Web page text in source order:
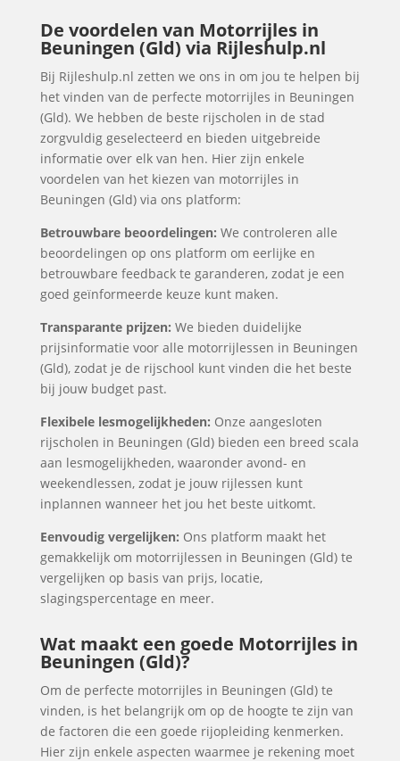
De voordelen van Motorrijles in
Beuningen (Gld) via Rijleshulp.nl
Bij Rijleshulp.nl zetten we ons in om jou te helpen bij
het vinden van de perfecte motorrijles in Beuningen
(Gld). We hebben de beste rijscholen in de stad
zorgvuldig geselecteerd en bieden uitgebreide
informatie over elk van hen. Hier zijn enkele
voordelen van het kiezen van motorrijles in
Beuningen (Gld) via ons platform:
Betrouwbare beoordelingen: We controleren alle
beoordelingen op ons platform om eerlijke en
betrouwbare feedback te garanderen, zodat je een
goed geïnformeerde keuze kunt maken.
Transparante prijzen: We bieden duidelijke
prijsinformatie voor alle motorrijlessen in Beuningen
(Gld), zodat je de rijschool kunt vinden die het beste
bij jouw budget past.
Flexibele lesmogelijkheden: Onze aangesloten
rijscholen in Beuningen (Gld) bieden een breed scala
aan lesmogelijkheden, waaronder avond- en
weekendlessen, zodat je jouw rijlessen kunt
inplannen wanneer het jou het beste uitkomt.
Eenvoudig vergelijken: Ons platform maakt het
gemakkelijk om motorrijlessen in Beuningen (Gld) te
vergelijken op basis van prijs, locatie,
slagingspercentage en meer.
Wat maakt een goede Motorrijles in
Beuningen (Gld)?
Om de perfecte motorrijles in Beuningen (Gld) te
vinden, is het belangrijk om op de hoogte te zijn van
de factoren die een goede rijopleiding kenmerken.
Hier zijn enkele aspecten waarmee je rekening moet